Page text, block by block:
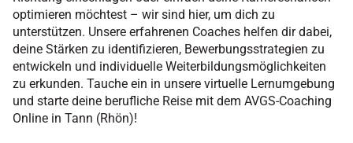
optimieren möchtest – wir sind hier, um dich zu
unterstützen. Unsere erfahrenen Coaches helfen dir dabei,
deine Stärken zu identifizieren, Bewerbungsstrategien zu
entwickeln und individuelle Weiterbildungsmöglichkeiten
zu erkunden. Tauche ein in unsere virtuelle Lernumgebung
und starte deine berufliche Reise mit dem AVGS-Coaching
Online in Tann (Rhön)!